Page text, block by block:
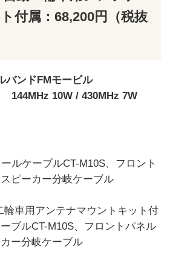
付属：68,200円（税抜
バンドFMモービル
10W / 430MHz 7W
ルケーブルCT-M10S、フロント
ピーカー分岐ケーブル
輪車用アンテナマウントキット付
ブルCT-M10S、フロントパネル
ー分岐ケーブル